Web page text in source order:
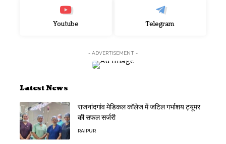
Youtube Telegram
- ADVERTISEMENT -
Latest News
राजनांदगांव मेडिकल कॉलेज में जटिल गर्भाशय ट्यूमर
की सफल सर्जरी
RAIPUR